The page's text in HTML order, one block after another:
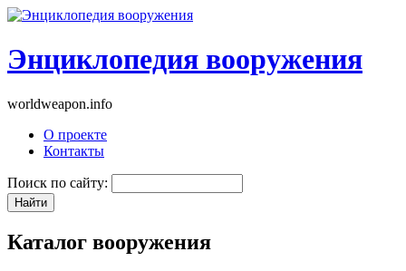
Энциклопедия вооружения
worldweapon.info
О проекте
Контакты
Поиск по сайту:
Каталог вооружения